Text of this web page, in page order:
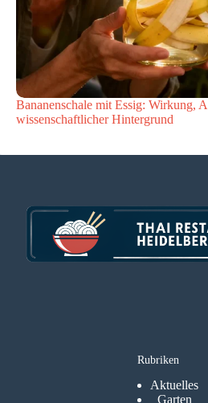
Bananenschale mit Essig: Wirkung,
wissenschaftlicher Hintergrund
Rubriken
Aktuelles
Garten